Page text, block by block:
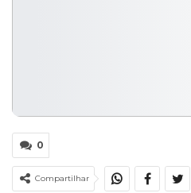
0
Compartilhar